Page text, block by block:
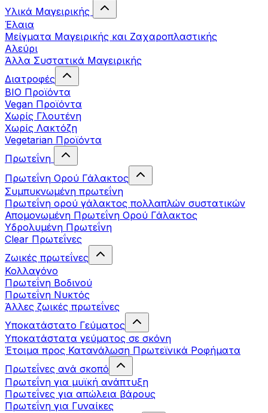
Υλικά Μαγειρικής
Έλαια
Μείγματα Μαγειρικής και Ζαχαροπλαστικής
Αλεύρι
Άλλα Συστατικά Μαγειρικής
Διατροφές
BIO Προϊόντα
Vegan Προϊόντα
Χωρίς Γλουτένη
Χωρίς Λακτόζη
Vegetarian Προϊόντα
Πρωτεΐνη
Πρωτεΐνη Ορού Γάλακτος
Συμπυκνωμένη πρωτεΐνη
Πρωτεΐνη ορού γάλακτος πολλαπλών συστατικών
Απομονωμένη Πρωτεΐνη Ορού Γάλακτος
Υδρολυμένη Πρωτεΐνη
Clear Πρωτεΐνες
Ζωικές πρωτεΐνες
Κολλαγόνο
Πρωτεΐνη Βοδινού
Πρωτεΐνη Νυκτός
Άλλες ζωικές πρωτεΐνες
Υποκατάστατο Γεύματος
Υποκατάστατα γεύματος σε σκόνη
Έτοιμα προς Κατανάλωση Πρωτεϊνικά Ροφήματα
Πρωτεΐνες ανά σκοπό
Πρωτεΐνη για μυϊκή ανάπτυξη
Πρωτεΐνες για απώλεια βάρους
Πρωτεΐνη για Γυναίκες